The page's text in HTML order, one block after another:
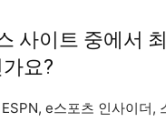
사이트 중에서
요?
e스포츠 인사이더,